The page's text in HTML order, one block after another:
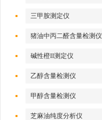
三甲胺测定仪
猪油中丙二醛含量检测仪
碱性橙II测定仪
乙醇含量检测仪
甲醇含量检测仪
芝麻油纯度分析仪